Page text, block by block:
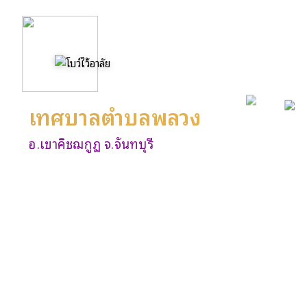
เทศบาลตำบลพลวง
อ.เขาคิชฌกูฏ จ.จันทบุรี